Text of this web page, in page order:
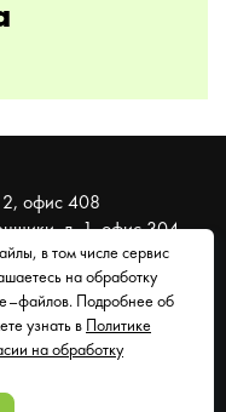
2, офис 408
д. 1, офис 304
продвижение, реклама,
со всем миром.
данных
данных
в том числе сервис
на обработку
Подробнее об
узнать в
Политике
на обработку